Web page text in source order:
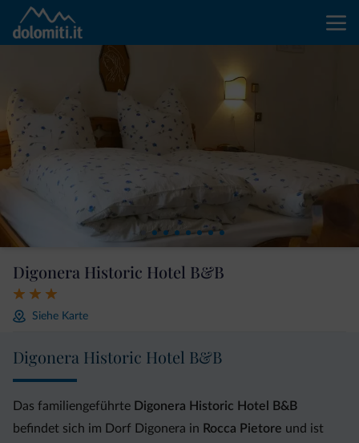
Digonera Historic Hotel B&B
Siehe Karte
Digonera Historic Hotel B&B
Das familiengeführte Digonera Historic Hotel B&B
befindet sich im Dorf Digonera in Rocca Pietore und ist